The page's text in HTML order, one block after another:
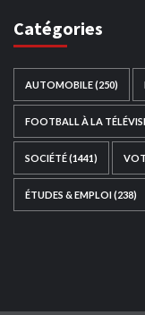
Catégories
AUTOMOBILE(250)
FOOTBALL À LA
SOCIÉTÉ(1441)
ÉTUDES & EMPLOI(238)